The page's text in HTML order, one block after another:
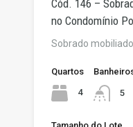
Cód. 146 –
no Condomínio
Sobrado
Quartos
4 5